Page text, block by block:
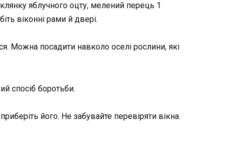
яблучного оцту, мелений перець 1
віконні рами й двері.
Можна посадити навколо оселі рослини, які
спосіб боротьби.
його. Не забувайте перевіряти вікна.